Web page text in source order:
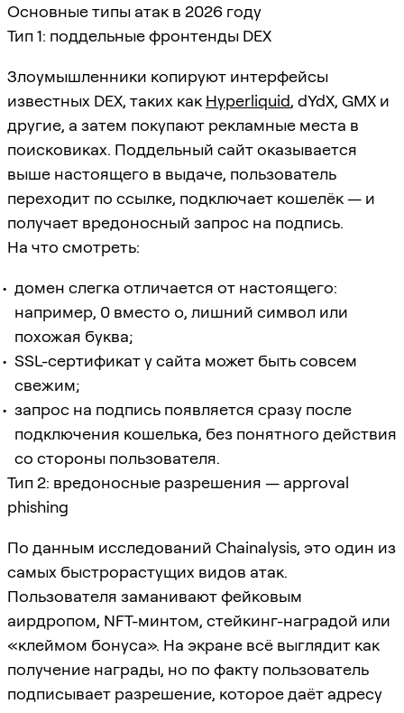
Основные типы атак в 2026 году
Тип 1: поддельные фронтенды DEX
Злоумышленники копируют интерфейсы
известных DEX, таких как Hyperliquid, dYdX, GMX и
другие, а затем покупают рекламные места в
поисковиках. Поддельный сайт оказывается
выше настоящего в выдаче, пользователь
переходит по ссылке, подключает кошелёк — и
получает вредоносный запрос на подпись.
На что смотреть:
домен слегка отличается от настоящего:
например, 0 вместо o, лишний символ или
похожая буква;
SSL-сертификат у сайта может быть совсем
свежим;
запрос на подпись появляется сразу после
подключения кошелька, без понятного действия
со стороны пользователя.
Тип 2: вредоносные разрешения — approval
phishing
По данным исследований Chainalysis, это один из
самых быстрорастущих видов атак.
Пользователя заманивают фейковым
аирдропом, NFT-минтом, стейкинг-наградой или
«клеймом бонуса». На экране всё выглядит как
получение награды, но по факту пользователь
подписывает разрешение, которое даёт адресу